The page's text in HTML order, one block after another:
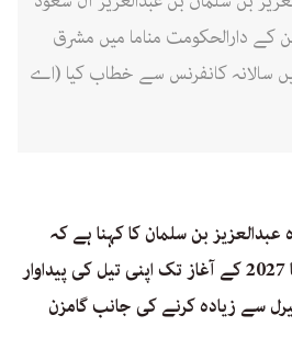
کو بحرین کے دارالحکومت مناما میں مشرق
اور گیس کی 29 ویں سالانہ کانفرنس سے خطاب کیا (اے
عبدالعزيز بن سلمان کا کہنا ہے کہ
مملکت 2026 کے اختتام یا 2027 کے آغاز تک اپنی تیل کی پیداوار
1.34 کروڑ بیرل سے زیادہ کرنے کی جانب گامزن